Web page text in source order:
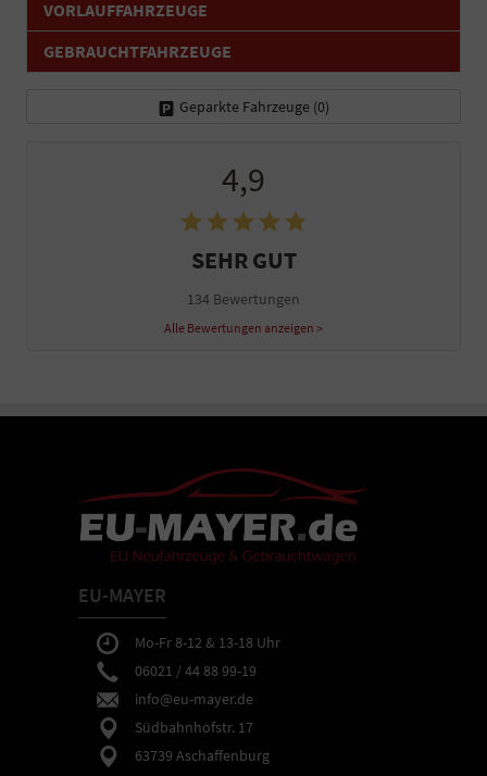
VORLAUFFAHRZEUGE
GEBRAUCHTFAHRZEUGE
Geparkte Fahrzeuge (0)
4,9
SEHR GUT
134 Bewertungen
Alle Bewertungen anzeigen >
EU-MAYER
Mo-Fr 8-12 & 13-18 Uhr
06021 / 44 88 99-19
info@eu-mayer.de
Südbahnhofstr. 17
63739 Aschaffenburg